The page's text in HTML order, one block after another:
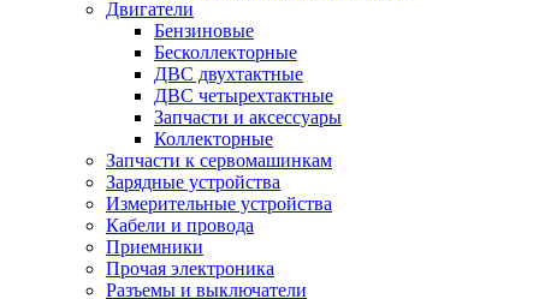
Двигатели
Бензиновые
Бесколлекторные
ДВС двухтактные
ДВС четырехтактные
Запчасти и аксессуары
Коллекторные
Запчасти к сервомашинкам
Зарядные устройства
Измерительные устройства
Кабели и провода
Приемники
Прочая электроника
Разъемы и выключатели